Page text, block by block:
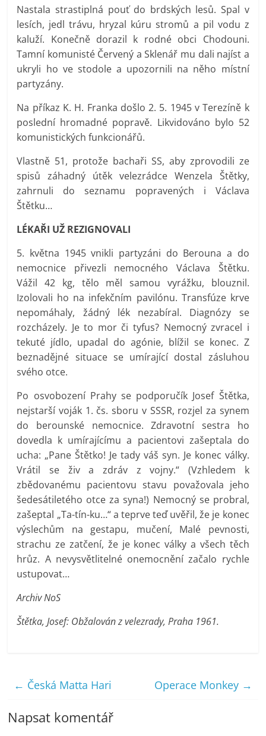
Nastala strastiplná pouť do brdských lesů. Spal v
lesích, jedl trávu, hryzal kúru stromů a pil vodu z
kaluží. Konečně dorazil k rodné obci Chodouni.
Tamní komunisté Červený a Sklenář mu dali najíst a
ukryli ho ve stodole a upozornili na něho místní
partyzány.
Na příkaz K. H. Franka došlo 2. 5. 1945 v Terezíně k
poslední hromadné popravě. Likvidováno bylo 52
komunistických funkcionářů.
Vlastně 51, protože bachaři SS, aby zprovodili ze
spisů záhadný útěk velezrádce Wenzela Štětky,
zahrnuli do seznamu popravených i Václava
Štětku…
LÉKAŘI UŽ REZIGNOVALI
5. května 1945 vnikli partyzáni do Berouna a do
nemocnice přivezli nemocného Václava Štětku.
Vážil 42 kg, tělo měl samou vyrážku, blouznil.
Izolovali ho na infekčním pavilónu. Transfúze krve
nepomáhaly, žádný lék nezabíral. Diagnózy se
rozcházely. Je to mor či tyfus? Nemocný zvracel i
tekuté jídlo, upadal do agónie, blížil se konec. Z
beznadějné situace se umírající dostal zásluhou
svého otce.
Po osvobození Prahy se podporučík Josef Štětka,
nejstarší voják 1. čs. sboru v SSSR, rozjel za synem
do berounské nemocnice. Zdravotní sestra ho
dovedla k umírajícímu a pacientovi zašeptala do
ucha: „Pane Štětko! Je tady váš syn. Je konec války.
Vrátil se živ a zdráv z vojny.“ (Vzhledem k
zbědovanému pacientovu stavu považovala jeho
šedesátiletého otce za syna!) Nemocný se probral,
zašeptal „Ta-tín-ku…“ a teprve teď uvěřil, že je konec
výslechům na gestapu, mučení, Malé pevnosti,
strachu ze zatčení, že je konec války a všech těch
hrůz. A nevysvětlitelné onemocnění začalo rychle
ustupovat…
Archiv NoS
Štětka, Josef: Obžalován z velezrady, Praha 1961.
← Česká Matta Hari Operace Monkey →
Napsat komentář